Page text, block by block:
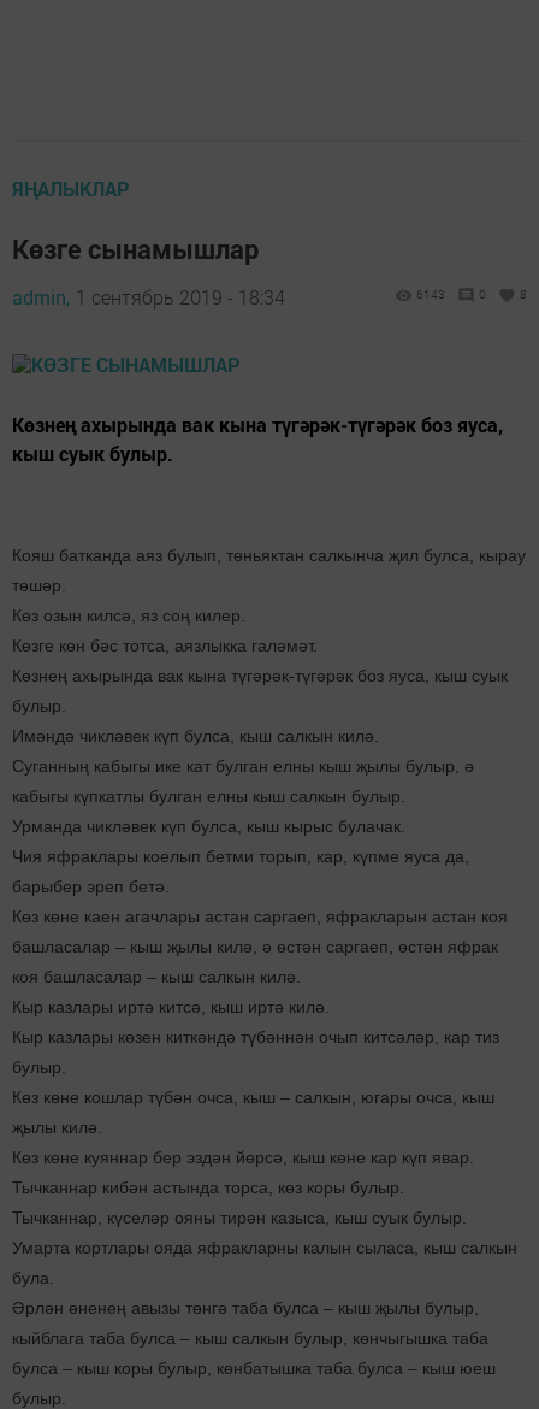
ЯҢАЛЫКЛАР
Көзге сынамышлар
admin, 1 сентябрь 2019 - 18:34 6143 0 8
Көзнең ахырында вак кына түгәрәк-түгәрәк боз яуса,
кыш суык булыр.
Кояш батканда аяз булып, төньяктан салкынча җил булса, кырау
төшәр.
Көз озын килсә, яз соң килер.
Көзге көн бәс тотса, аязлыкка галәмәт.
Көзнең ахырында вак кына түгәрәк-түгәрәк боз яуса, кыш суык
булыр.
Имәндә чикләвек күп булса, кыш салкын килә.
Суганның кабыгы ике кат булган елны кыш җылы булыр, ә
кабыгы күпкатлы булган елны кыш салкын булыр.
Урманда чикләвек күп булса, кыш кырыс булачак.
Чия яфраклары коелып бетми торып, кар, күпме яуса да,
барыбер эреп бетә.
Көз көне каен агачлары астан саргаеп, яфракларын астан коя
башласалар – кыш җылы килә, ә өстән саргаеп, өстән яфрак
коя башласалар – кыш салкын килә.
Кыр казлары иртә китсә, кыш иртә килә.
Кыр казлары көзен киткәндә түбәннән очып китсәләр, кар тиз
булыр.
Көз көне кошлар түбән очса, кыш – салкын, югары очса, кыш
җылы килә.
Көз көне куяннар бер эздән йөрсә, кыш көне кар күп явар.
Тычканнар кибән астында торса, көз коры булыр.
Тычканнар, күселәр ояны тирән казыса, кыш суык булыр.
Умарта кортлары ояда яфракларны калын сыласа, кыш салкын
була.
Әрлән өненең авызы төнгә таба булса – кыш җылы булыр,
кыйблага таба булса – кыш салкын булыр, көнчыгышка таба
булса – кыш коры булыр, көнбатышка таба булса – кыш юеш
булыр.